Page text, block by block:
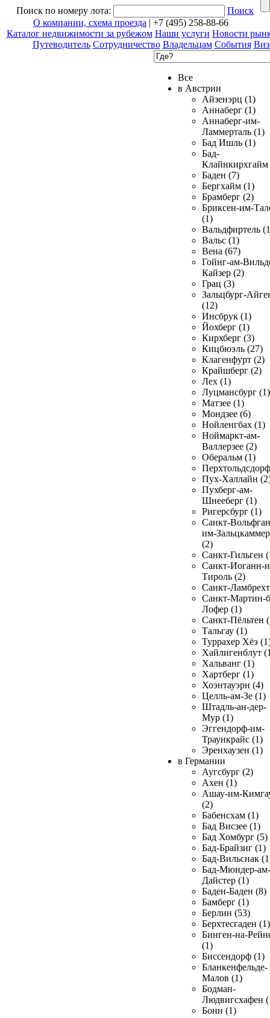
Поиск по номеру лота:
Поиск
О компании, схема проезда | +7 (495) 258-88-66
Каталог недвижимости за рубежом Наши услуги Новости
Путеводитель Сотрудничество Владельцам События
Все
в Австрии
Айзенэрц (1)
Аннаберг (1)
Аннаберг-им-
Ламмерталь (1)
Бад Ишль (1)
Бад-
Клайнкирхгайм
Баден (7)
Бергхайм (1)
Брамберг (2)
Бриксен-им-
(1)
Вальдфиртель
Вальс (1)
Вена (67)
Гойнг-ам-
Кайзер (2)
Грац (3)
Зальцбург-
(12)
Инсбрук (1)
Йохберг (1)
Кирхберг (3)
Кицбюэль (27)
Клагенфурт (2)
Крайшберг (2)
Лех (1)
Луцмансбург (1)
Матзее (1)
Мондзее (6)
Нойленгбах (1)
Ноймаркт-ам-
Валлерзее (2)
Оберальм (1)
Пух-Халлайн
Пухберг-ам-
Шнееберг (1)
Ригерсбург (1)
Санкт-
им-
(2)
Санкт-Гильген
Санкт-Иоганн-
Тироль (2)
Санкт-
Санкт-Мартин-
Лофер (1)
Санкт-Пёльтен
Тальгау (1)
Туррахер Хёэ
Хайлигенблут
Хальванг (1)
Хартберг (1)
Хоэнтауэрн (4)
Целль-ам-Зе (1)
Штадль-ан-дер-
Мур (1)
Эггендорф-им-
Траункрайс (1)
Эренхаузен (1)
в Германии
Аугсбург (2)
Ахен (1)
Ашау-им-
(2)
Бабенсхам (1)
Бад Висзее (1)
Бад Хомбург (5)
Бад-Брайзиг (1)
Бад-Вильснак
Бад-Мюндер-ам-
Дайстер (1)
Баден-Баден (8)
Бамберг (1)
Берлин (53)
Берхтесгаден (1)
Бинген-на-
(1)
Биссендорф (1)
Бланкенфельде-
Малов (1)
Бодман-
Людвигсхафен
Бонн (1)